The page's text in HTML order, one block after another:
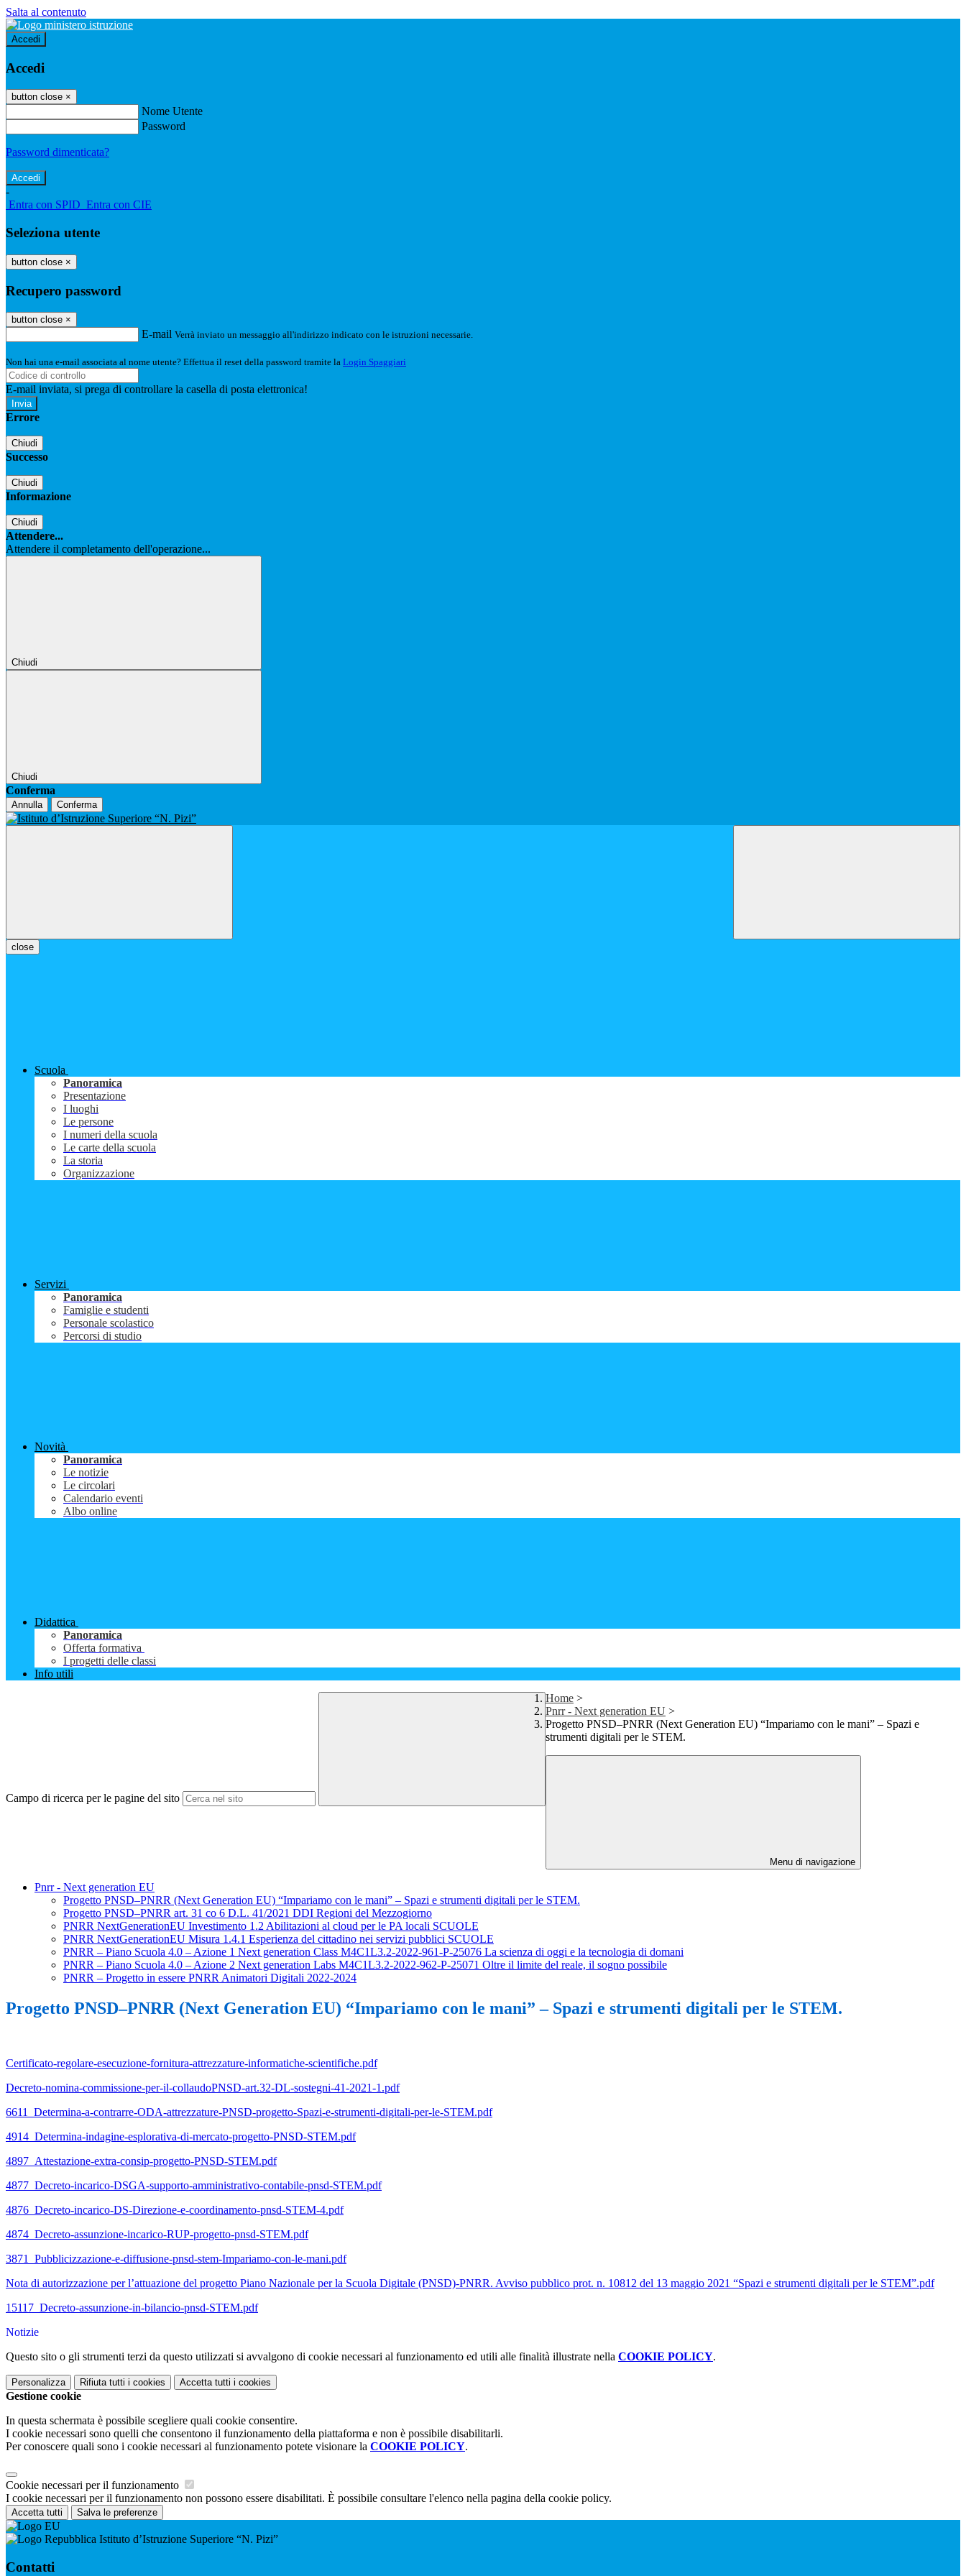
Salta al contenuto
Accedi
Accedi
button close ×
Nome Utente
Password
Password dimenticata?
-
Entra con SPID Entra con CIE
Seleziona utente
button close ×
Recupero password
button close ×
E-mail Verrà inviato un messaggio all'indirizzo indicato con le istruzioni necessarie.
Non hai una e-mail associata al nome utente? Effettua il reset della password tramite la Login Spaggiari
E-mail inviata, si prega di controllare la casella di posta elettronica!
Errore
Chiudi
Successo
Chiudi
Informazione
Chiudi
Attendere...
Attendere il completamento dell'operazione...
Chiudi
Chiudi
Conferma
Annulla Conferma
close
Scuola
Panoramica
Presentazione
I luoghi
Le persone
I numeri della scuola
Le carte della scuola
La storia
Organizzazione
Servizi
Panoramica
Famiglie e studenti
Personale scolastico
Percorsi di studio
Novità
Panoramica
Le notizie
Le circolari
Calendario eventi
Albo online
Didattica
Panoramica
Offerta formativa
I progetti delle classi
Info utili
Campo di ricerca per le pagine del sito
Home >
Pnrr - Next generation EU >
Progetto PNSD–PNRR (Next Generation EU) “Impariamo con le mani” – Spazi e
strumenti digitali per le STEM.
Menu di navigazione
Pnrr - Next generation EU
Progetto PNSD–PNRR (Next Generation EU) “Impariamo con le mani” – Spazi e strumenti digitali per le STEM.
Progetto PNSD–PNRR art. 31 co 6 D.L. 41/2021 DDI Regioni del Mezzogiorno
PNRR NextGenerationEU Investimento 1.2 Abilitazioni al cloud per le PA locali SCUOLE
PNRR NextGenerationEU Misura 1.4.1 Esperienza del cittadino nei servizi pubblici SCUOLE
PNRR – Piano Scuola 4.0 – Azione 1 Next generation Class M4C1L3.2-2022-961-P-25076 La scienza di oggi e la tecnologia di domani
PNRR – Piano Scuola 4.0 – Azione 2 Next generation Labs M4C1L3.2-2022-962-P-25071 Oltre il limite del reale, il sogno possibile
PNRR – Progetto in essere PNRR Animatori Digitali 2022-2024
Progetto PNSD–PNRR (Next Generation EU) “Impariamo con le mani” – Spazi e strumenti digitali per le STEM.
Certificato-regolare-esecuzione-fornitura-attrezzature-informatiche-scientifiche.pdf
Decreto-nomina-commissione-per-il-collaudoPNSD-art.32-DL-sostegni-41-2021-1.pdf
6611_Determina-a-contrarre-ODA-attrezzature-PNSD-progetto-Spazi-e-strumenti-digitali-per-le-STEM.pdf
4914_Determina-indagine-esplorativa-di-mercato-progetto-PNSD-STEM.pdf
4897_Attestazione-extra-consip-progetto-PNSD-STEM.pdf
4877_Decreto-incarico-DSGA-supporto-amministrativo-contabile-pnsd-STEM.pdf
4876_Decreto-incarico-DS-Direzione-e-coordinamento-pnsd-STEM-4.pdf
4874_Decreto-assunzione-incarico-RUP-progetto-pnsd-STEM.pdf
3871_Pubblicizzazione-e-diffusione-pnsd-stem-Impariamo-con-le-mani.pdf
Nota di autorizzazione per l’attuazione del progetto Piano Nazionale per la Scuola Digitale (PNSD)-PNRR. Avviso pubblico prot. n. 10812 del 13 maggio 2021 “Spazi e strumenti digitali per le STEM”.pdf
15117_Decreto-assunzione-in-bilancio-pnsd-STEM.pdf
Notizie
Questo sito o gli strumenti terzi da questo utilizzati si avvalgono di cookie necessari al funzionamento ed utili alle finalità illustrate nella COOKIE POLICY.
Personalizza Rifiuta tutti i cookies Accetta tutti i cookies
Gestione cookie
In questa schermata è possibile scegliere quali cookie consentire.
I cookie necessari sono quelli che consentono il funzionamento della piattaforma e non è possibile disabilitarli.
Per conoscere quali sono i cookie necessari al funzionamento potete visionare la COOKIE POLICY.
Cookie necessari per il funzionamento
I cookie necessari per il funzionamento non possono essere disabilitati. È possibile consultare l'elenco nella pagina della cookie policy.
Accetta tutti Salva le preferenze
Istituto d’Istruzione Superiore “N. Pizi”
Contatti